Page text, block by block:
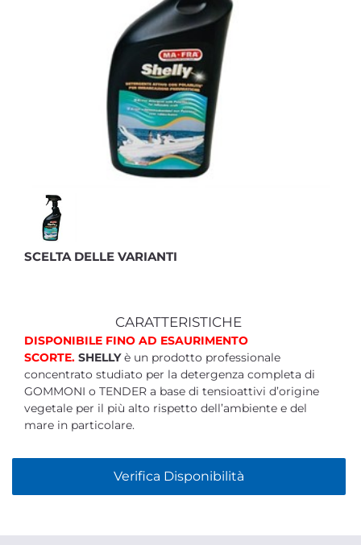
SCELTA DELLE VARIANTI
CARATTERISTICHE
DISPONIBILE FINO AD ESAURIMENTO
SCORTE. SHELLYè un prodotto professionale
concentrato studiato per la detergenza completa di
GOMMONI o TENDER a base di tensioattivi d’origine
vegetale per il più alto rispetto dell’ambiente e del
mare in particolare.
Verifica Disponibilità